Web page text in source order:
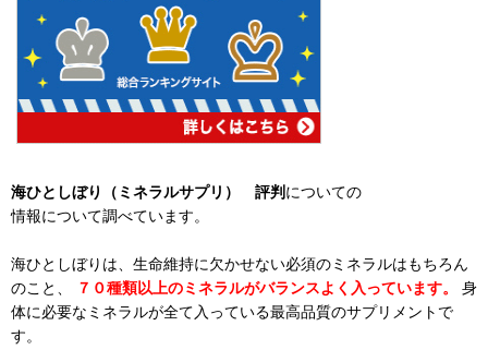
海ひとしぼり（ミネラルサプリ） 評判 についての
情報について調べています。
海ひとしぼりは、生命維持に欠かせない必須のミネラルはもちろん
のこと、
７０種類以上のミネラルがバランスよく入っています。
身
体に必要なミネラルが全て入っている最高品質のサプリメントで
す。